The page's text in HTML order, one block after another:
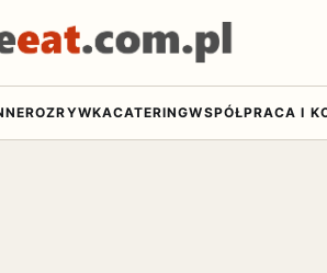
ROZRYWKACATERINGWSPÓŁPRACA I